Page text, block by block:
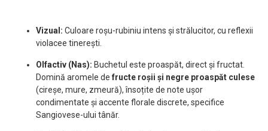
Vizual: Culoare roșu-rubiniu intens și strălucitor, cu reflexii
violacee tinerești.
Olfactiv (Nas): Buchetul este proaspăt, direct și fructat.
Domină aromele de fructe roșii și negre proaspăt culese
(cireșe, mure, zmeură), însoțite de note ușor
condimentate și accente florale discrete, specifice
Sangiovese-ului tânăr.